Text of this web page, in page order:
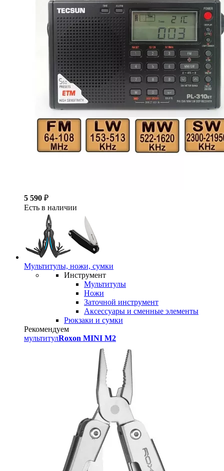
5 590 ₽
Есть в наличии
Мультитулы, ножи, сумки
Инструмент
Мультитулы
Ножи
Заточной инструмент
Аксессуары и сменные элементы
Рюкзаки и сумки
Рекомендуем
мультитулRoxon MINI M2